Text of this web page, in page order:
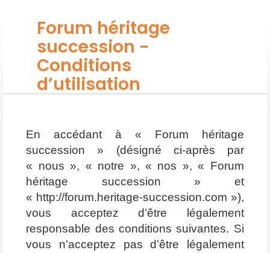
Forum héritage
succession -
Conditions
d’utilisation
En accédant à « Forum héritage
succession » (désigné ci-après par
« nous », « notre », « nos », « Forum
héritage succession » et
« http://forum.heritage-succession.com »),
vous acceptez d’être légalement
responsable des conditions suivantes. Si
vous n’acceptez pas d’être légalement